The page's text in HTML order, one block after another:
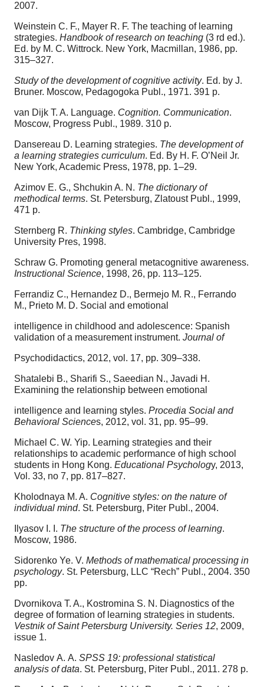
2007.
Weinstein C. F., Mayer R. F. The teaching of learning
strategies. Handbook of research on teaching (3 rd ed.).
Ed. by M. C. Wittrock. New York, Macmillan, 1986, pp.
315–327.
Study of the development of cognitive activity. Ed. by J.
Bruner. Moscow, Pedagogoka Publ., 1971. 391 p.
van Dijk T. A. Language. Cognition. Communication.
Moscow, Progress Publ., 1989. 310 p.
Dansereau D. Learning strategies. The development of
a learning strategies curriculum. Ed. By H. F. O’Neil Jr.
New York, Academic Press, 1978, pp. 1–29.
Azimov E. G., Shchukin A. N. The dictionary of
methodical terms. St. Petersburg, Zlatoust Publ., 1999,
471 p.
Sternberg R. Thinking styles. Cambridge, Cambridge
University Pres, 1998.
Schraw G. Promoting general metacognitive awareness.
Instructional Science, 1998, 26, pp. 113–125.
Ferrandiz C., Hernandez D., Bermejo M. R., Ferrando
M., Prieto M. D. Social and emotional
intelligence in childhood and adolescence: Spanish
validation of a measurement instrument. Journal of
Psychodidactics, 2012, vol. 17, pp. 309–338.
Shatalebi B., Sharifi S., Saeedian N., Javadi H.
Examining the relationship between emotional
intelligence and learning styles. Procedia Social and
Behavioral Sciences, 2012, vol. 31, pp. 95–99.
Michael C. W. Yip. Learning strategies and their
relationships to academic performance of high school
students in Hong Kong. Educational Psychology, 2013,
Vol. 33, no 7, pp. 817–827.
Kholodnaya M. A. Cognitive styles: on the nature of
individual mind. St. Petersburg, Piter Publ., 2004.
Ilyasov I. I. The structure of the process of learning.
Moscow, 1986.
Sidorenko Ye. V. Methods of mathematical processing in
psychology. St. Petersburg, LLC “Rech” Publ., 2004. 350
pp.
Dvornikova T. A., Kostromina S. N. Diagnostics of the
degree of formation of learning strategies in students.
Vestnik of Saint Petersburg University. Series 12, 2009,
issue 1.
Nasledov А. А. SPSS 19: professional statistical
analysis of data. St. Petersburg, Piter Publ., 2011. 278 p.